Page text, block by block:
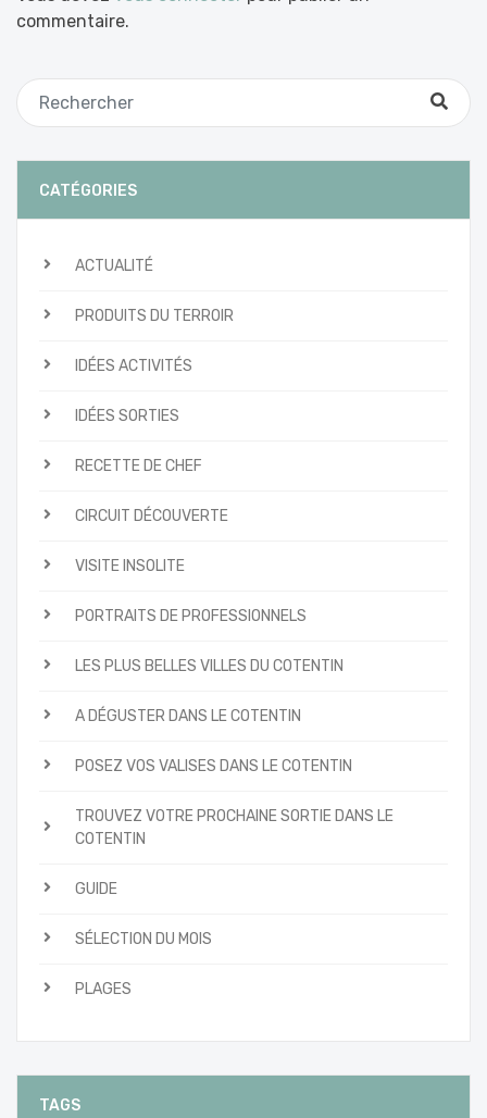
commentaire.
CATÉGORIES
ACTUALITÉ
PRODUITS DU TERROIR
IDÉES ACTIVITÉS
IDÉES SORTIES
RECETTE DE CHEF
CIRCUIT DÉCOUVERTE
VISITE INSOLITE
PORTRAITS DE PROFESSIONNELS
LES PLUS BELLES VILLES DU COTENTIN
A DÉGUSTER DANS LE COTENTIN
POSEZ VOS VALISES DANS LE COTENTIN
TROUVEZ VOTRE PROCHAINE SORTIE DANS LE
COTENTIN
GUIDE
SÉLECTION DU MOIS
PLAGES
TAGS